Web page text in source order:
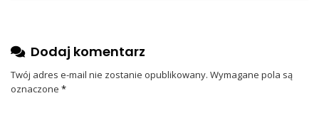
Dodaj komentarz
Twój adres e-mail nie zostanie opublikowany. Wymagane pola są
oznaczone *